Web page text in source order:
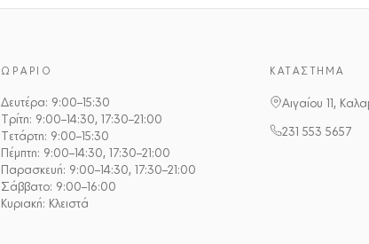
ΩΡΆΡΙΟ
Δευτέρα: 9:00–15:30
Τρίτη: 9:00–14:30, 17:30–21:00
Τετάρτη: 9:00–15:30
Πέμπτη: 9:00–14:30, 17:30–21:00
Παρασκευή: 9:00–14:30, 17:30–21:00
Σάββατο: 9:00–16:00
Κυριακή: Κλειστά
ΚΑΤΆΣΤΗΜΑ
Αιγαίου 11,
231 553 5657